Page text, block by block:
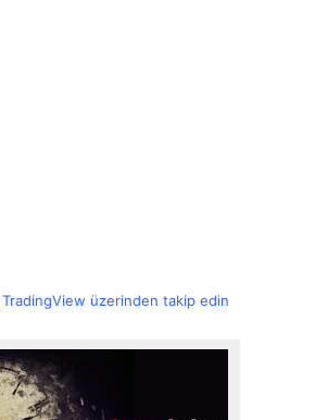
TradingView üzerinden takip edin